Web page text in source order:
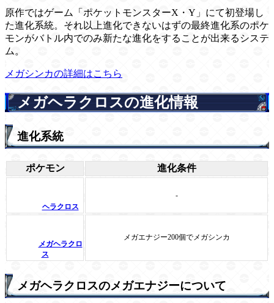
原作ではゲーム「ポケットモンスターX・Y」にて初登場し
た進化系統。それ以上進化できないはずの最終進化系のポケ
モンがバトル内でのみ新たな進化をすることが出来るシステ
ム。
メガシンカの詳細はこちら
メガヘラクロスの進化情報
進化系統
ポケモン 進化条件
ヘラクロス
-
メガヘラクロ
ス
メガエナジー200個でメガシンカ
メガヘラクロスのメガエナジーについて